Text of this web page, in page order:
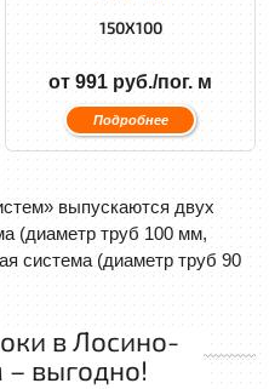
150X100
от 991 руб./пог. м
Подробнее
выпускаются двух
(диаметр труб 100 мм,
система (диаметр труб 90
в Лосино-
– выгодно!